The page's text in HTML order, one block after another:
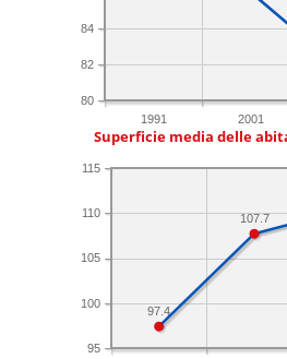
1991 2001
80
82
84
Superficie media delle
95
100
105
110
115
107.7
97.4